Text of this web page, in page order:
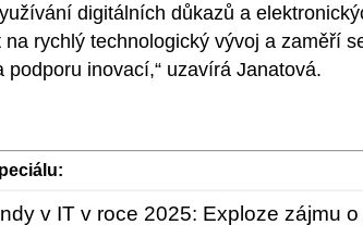
digitálních důkazů a
rychlý technologický vývoj a zaměří
podporu inovací,“ uzavírá Janatová.
v IT v roce 2025: Exploze zájmu